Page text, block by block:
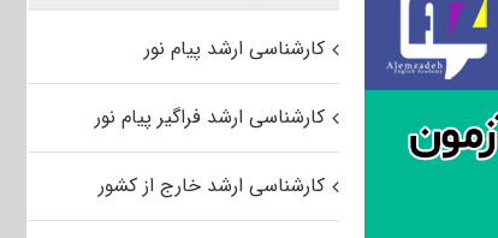
کارشناسی ارشد پیام نور
کارشناسی ارشد فراگیر پیام نور
کارشناسی ارشد خارج از کشور